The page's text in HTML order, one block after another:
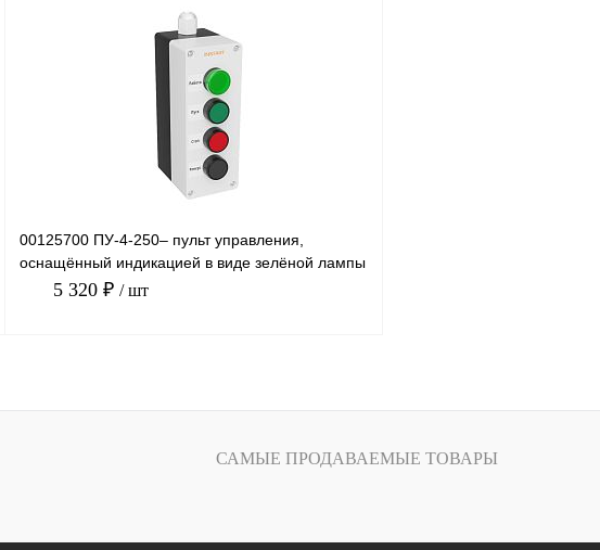
Сравнение
Под заказ
00125700 ПУ-4-250– пульт управления,
оснащённый индикацией в виде зелёной лампы
220В, кнопками пуск/
5 320 ₽ / шт
САМЫЕ ПРОДАВАЕМЫЕ ТОВАРЫ